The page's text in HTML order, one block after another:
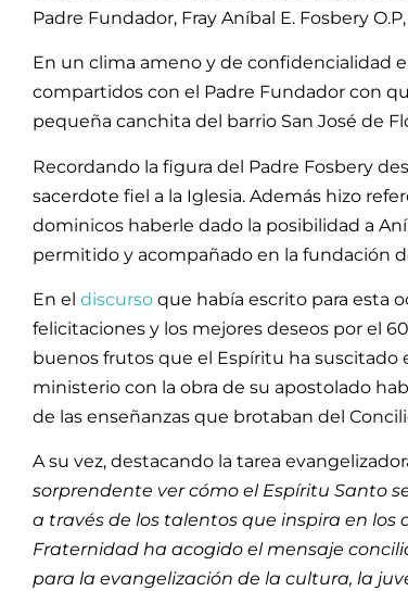
Padre Fundador, Fray Aníbal E. Fosbery
En un clima ameno y de confidencialidad
compartidos con el Padre Fundador con
pequeña canchita del barrio San José de
Recordando la figura del Padre Fosbery
sacerdote fiel a la Iglesia. Además hizo
dominicos haberle dado la posibilidad a
permitido y acompañado en la fundación
En el discurso que había escrito para esta
felicitaciones y los mejores deseos por el
buenos frutos que el Espíritu ha suscitado
ministerio con la obra de su apostolado
de las enseñanzas que brotaban del
A su vez, destacando la tarea
sorprendente ver cómo el Espíritu Santo
a través de los talentos que inspira en los
Fraternidad ha acogido el mensaje
para la evangelización de la cultura, la